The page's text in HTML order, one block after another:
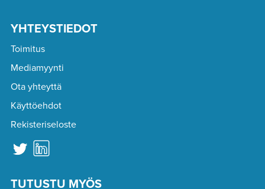
YHTEYSTIEDOT
Toimitus
Mediamyynti
Ota yhteyttä
Käyttöehdot
Rekisteriseloste
TUTUSTU MYÖS